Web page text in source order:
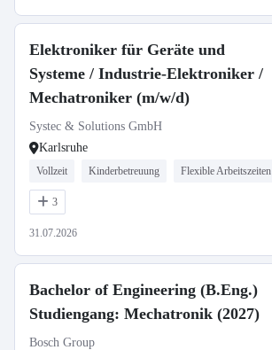
Elektroniker für Geräte und
Systeme / Industrie-Elektroniker /
Mechatroniker (m/w/d)
Systec & Solutions GmbH
Karlsruhe
Vollzeit Kinderbetreuung Flexible Arbeitszeiten
3
31.07.2026
Bachelor of Engineering (B.Eng.)
Studiengang: Mechatronik (2027)
Bosch Group